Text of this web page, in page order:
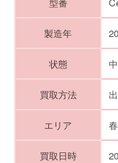
製造年
状態
買取方法
エリア
買取日時